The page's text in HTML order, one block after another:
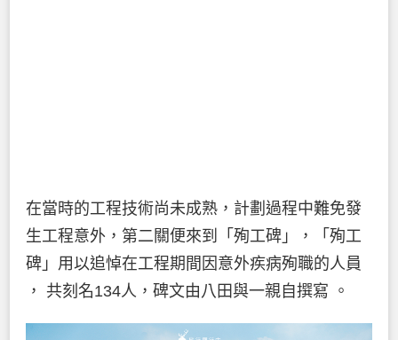
在當時的工程技術尚未成熟，計劃過程中難免發
生工程意外，第二關便來到「殉工碑」，「殉工
碑」用以追悼在工程期間因意外疾病殉職的人員
， 共刻名134人，碑文由八田與一親自撰寫 。